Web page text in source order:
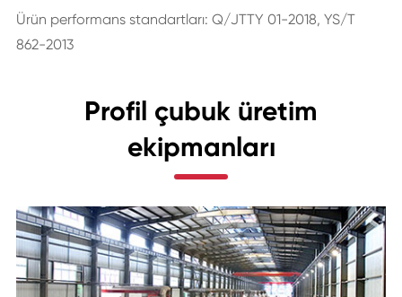
Ürün performans standartları: Q/JTTY 01-2018, YS/T
862-2013
Profil çubuk üretim
ekipmanları